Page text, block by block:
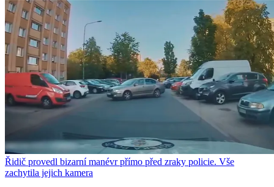
Řidič provedl bizarní manévr přímo před zraky policie. Vše
zachytila jejich kamera